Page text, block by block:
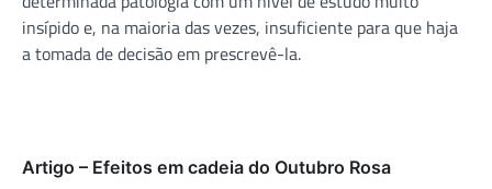
insípido e, na maioria das vezes, insuficiente para que haja
a tomada de decisão em prescrevê-la.
Artigo – Efeitos em cadeia do Outubro Rosa